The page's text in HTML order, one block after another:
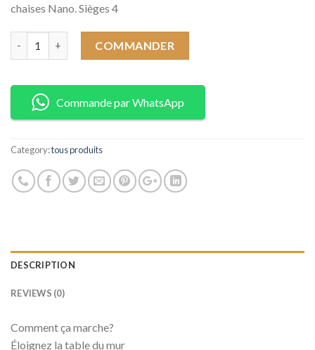
chaises Nano. Sièges 4
COMMANDER
Commande par WhatsApp
Category:tous produits
DESCRIPTION
REVIEWS (0)
Comment ça marche?
Éloignez la table du mur